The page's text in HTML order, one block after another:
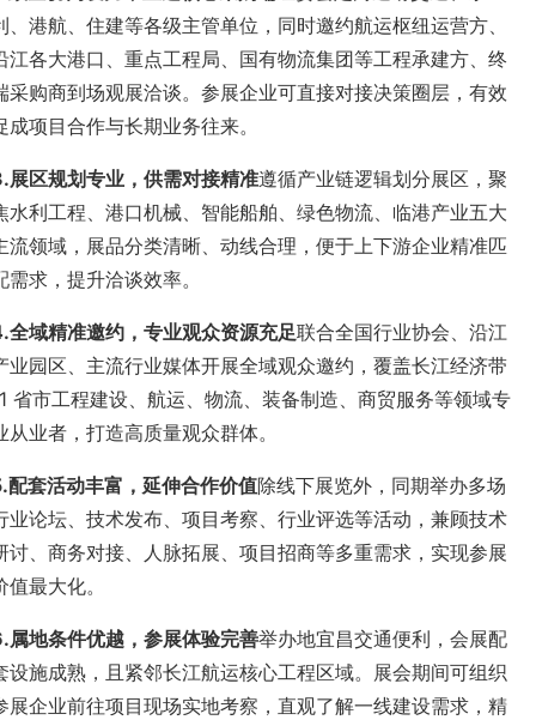
、港航、住建等各级主管单位，同时邀约航运枢纽运营方、
江各大港口、重点工程局、国有物流集团等工程承建方、终
采购商到场观展洽谈。参展企业可直接对接决策圈层，有效
成项目合作与长期业务往来。
展区规划专业，供需对接精准遵循产业链逻辑划分展区，聚
水利工程、港口机械、智能船舶、绿色物流、临港产业五大
流领域，展品分类清晰、动线合理，便于上下游企业精准匹
需求，提升洽谈效率。
全域精准邀约，专业观众资源充足联合全国行业协会、沿江
业园区、主流行业媒体开展全域观众邀约，覆盖长江经济带
省市工程建设、航运、物流、装备制造、商贸服务等领域专
从业者，打造高质量观众群体。
配套活动丰富，延伸合作价值除线下展览外，同期举办多场
业论坛、技术发布、项目考察、行业评选等活动，兼顾技术
讨、商务对接、人脉拓展、项目招商等多重需求，实现参展
值最大化。
属地条件优越，参展体验完善举办地宜昌交通便利，会展配
设施成熟，且紧邻长江航运核心工程区域。展会期间可组织
展企业前往项目现场实地考察，直观了解一线建设需求，精